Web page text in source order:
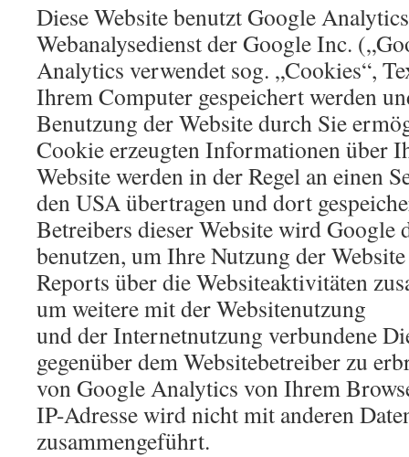
Diese Website benutzt Google
Webanalysedienst der Google Inc.
Analytics verwendet sog. „Cookies“,
Ihrem Computer gespeichert werden
Benutzung der Website durch Sie
Cookie erzeugten Informationen über
Website werden in der Regel an einen
den USA übertragen und dort
Betreibers dieser Website wird Google
benutzen, um Ihre Nutzung der
Reports über die Websiteaktivitäten
um weitere mit der Websitenutzung
und der Internetnutzung verbundene
gegenüber dem Websitebetreiber zu
von Google Analytics von Ihrem
IP-Adresse wird nicht mit anderen
zusammengeführt.